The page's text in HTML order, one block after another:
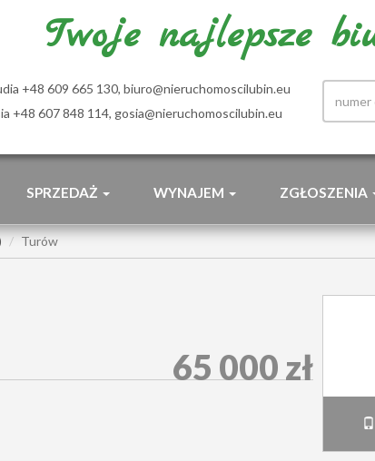
Twoje najlepsze
+48 609 665 130, biuro@nieruchomoscilubin.eu
+48 607 848 114, gosia@nieruchomoscilubin.eu
SPRZEDAŻ WYNAJEM ZGŁOSZENIA
Turów
65 000 zł